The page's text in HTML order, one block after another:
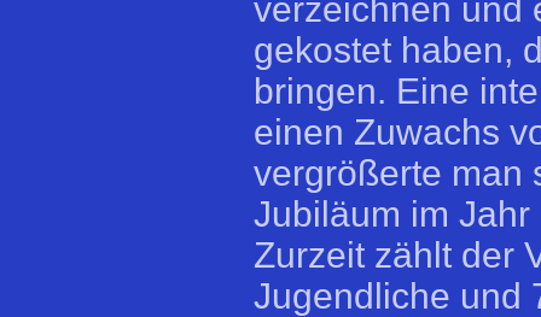
verzeichnen und
gekostet haben,
bringen. Eine
einen Zuwachs
vergrößerte man
Jubiläum im
Zurzeit zählt der
Jugendliche und